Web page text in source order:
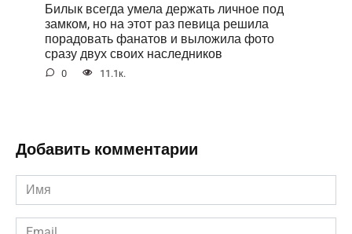
Билык всегда умела держать личное под
замком, но на этот раз певица решила
порадовать фанатов и выложила фото
сразу двух своих наследников
0 11.1к.
Добавить комментарии
Имя
*
Email